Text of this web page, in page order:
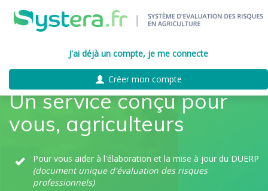
J'ai déjà un compte, je me connecte
Créer mon compte
Un service conçu pour
vous, agriculteurs
Pour vous aider à l'élaboration et la mise à jour du DUERP
(document unique d'évaluation des risques
professionnels)